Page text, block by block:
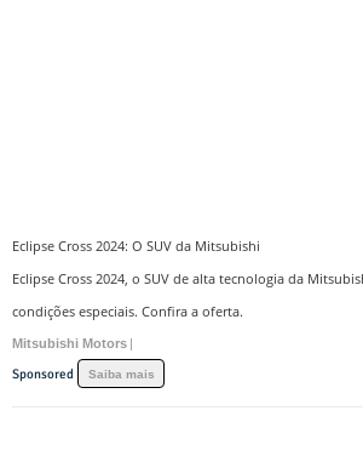
Eclipse Cross 2024: O SUV da Mitsubishi
Eclipse Cross 2024, o SUV de alta tecnologia da
condições especiais. Confira a oferta.
Mitsubishi Motors
Sponsored Saiba mais